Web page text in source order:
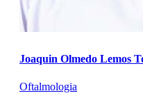
Joaquin Olmedo Lemos
Oftalmologia